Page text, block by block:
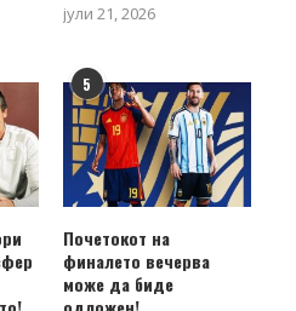
јули 21, 2026
5
Почетокот на
финалето вечерва
може да биде